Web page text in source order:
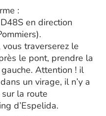
:
en direction
traverserez le
le pont, prendre la
Attention ! il
un virage, il n’y a
la route
d’Espelida.